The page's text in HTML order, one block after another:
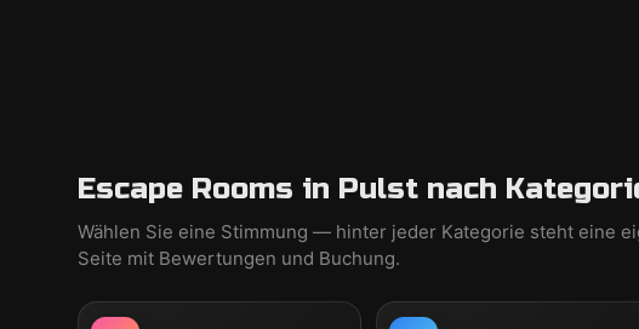
Escape Rooms in Pulst nach
Wählen Sie eine Stimmung — hinter jeder Kategorie steht eine
Seite mit Bewertungen und Buchung.